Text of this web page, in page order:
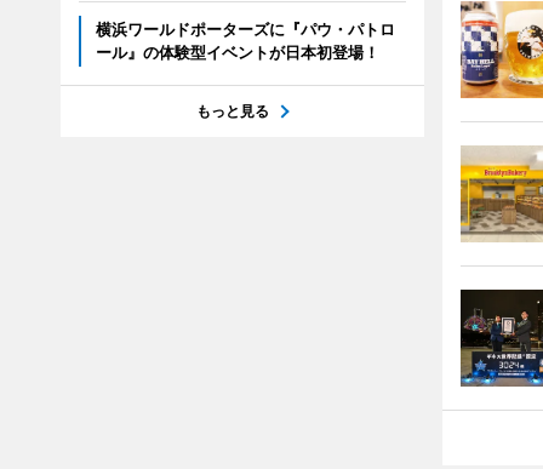
横浜ワールドポーターズに『パウ・パトロ
ール』の体験型イベントが日本初登場！
もっと見る